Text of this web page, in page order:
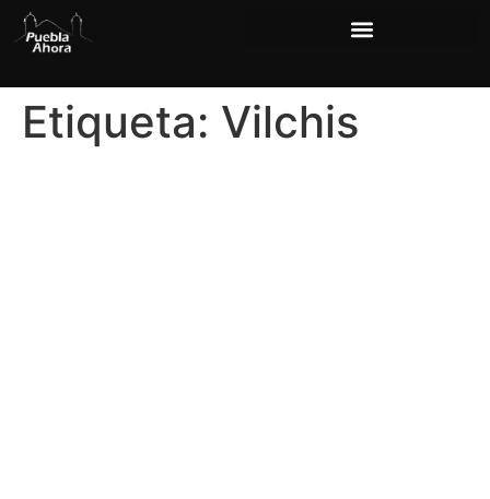
Etiqueta: Vilchis